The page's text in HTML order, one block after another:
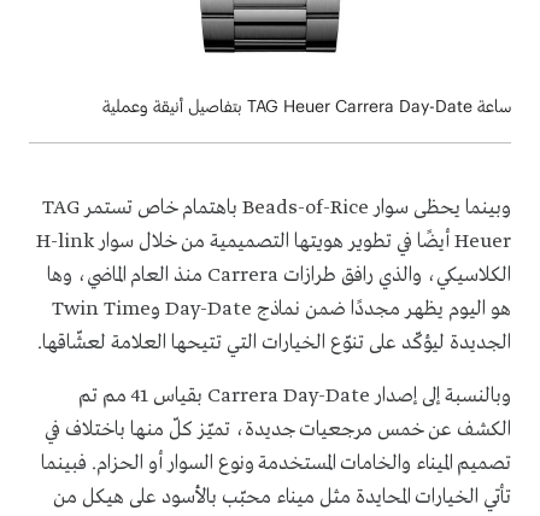
ساعة TAG Heuer Carrera Day-Date بتفاصيل أنيقة وعملية
وبينما يحظى سوار Beads-of-Rice باهتمام خاص تستمر TAG
Heuer أيضًا في تطوير هويتها التصميمية من خلال سوار H-link
الكلاسيكي، والذي رافق طرازات Carrera منذ العام الماضي، وها
هو اليوم يظهر مجددًا ضمن نماذج Day-Date وTwin Time
الجديدة ليؤكّد على تنوّع الخيارات التي تتيحها العلامة لعشّاقها.
وبالنسبة إلى إصدار Carrera Day-Date بقياس 41 مم تم
الكشف عن خمس مرجعيات جديدة، تميّز كلّ منها باختلاف في
تصميم الميناء والخامات المستخدمة ونوع السوار أو الحزام. فبينما
تأتي الخيارات المحايدة مثل ميناء محبّب بالأسود على هيكل من